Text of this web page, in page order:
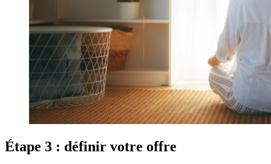
Étape 3 : définir votre offre